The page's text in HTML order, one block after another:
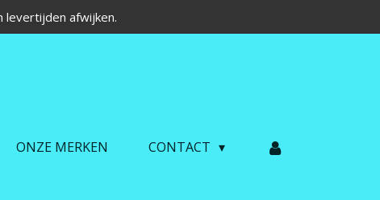
levertijden afwijken.
ONZE MERKEN CONTACT